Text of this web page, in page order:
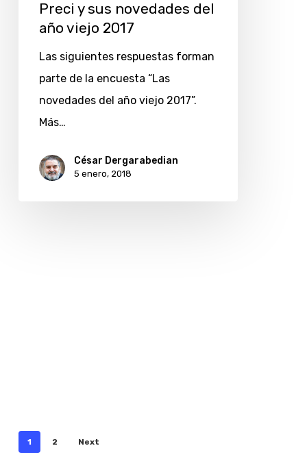
novedades
viejo
2017
Preci y sus novedades del
año viejo 2017
Las siguientes respuestas forman
parte de la encuesta “Las
novedades del año viejo 2017”.
Más…
César Dergarabedian
5 enero, 2018
1 2 Next